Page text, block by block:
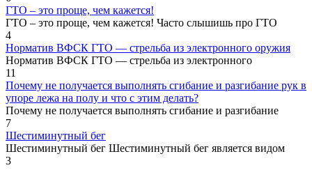
ГТО – это проще, чем кажется!
ГТО – это проще, чем кажется! Часто слышишь про ГТО
4
Норматив ВФСК ГТО — стрельба из электронного оружия
Норматив ВФСК ГТО — стрельба из электронного
11
Почему не получается выполнять сгибание и разгибание рук в
упоре лежа на полу и что с этим делать?
Почему не получается выполнять сгибание и разгибание
7
Шестиминутный бег
Шестиминутный бег Шестиминутный бег является видом
3